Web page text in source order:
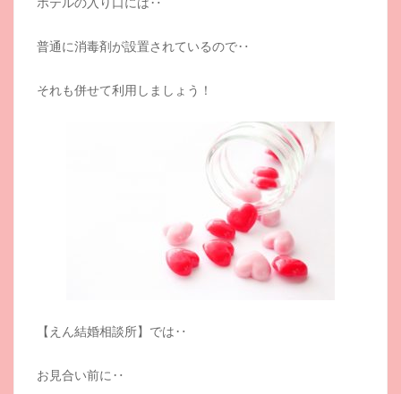
普通に消毒剤が設置されているので‥
それも併せて利用しましょう！
【えん結婚相談所】では‥
お見合い前に‥